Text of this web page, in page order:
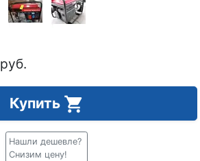
руб.
Купить
Нашли дешевле?
Снизим цену!